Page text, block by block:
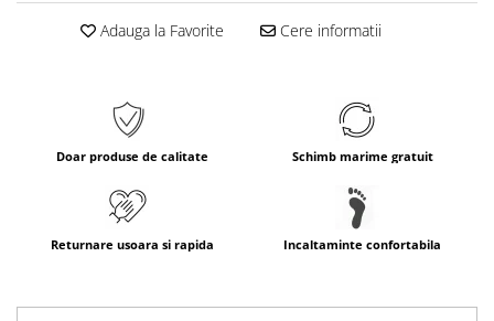
Adauga la Favorite Cere informatii
Doar produse de calitate Schimb marime gratuit
Returnare usoara si rapida Incaltaminte confortabila